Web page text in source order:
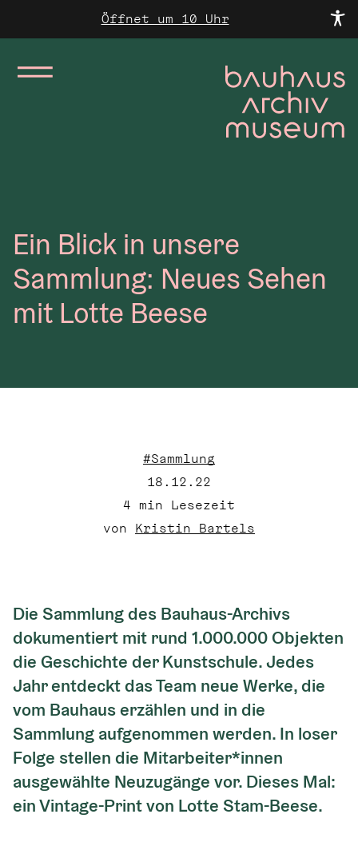
Öffnet um 10 Uhr
Ein Blick in unsere
Sammlung: Neues Sehen
mit Lotte Beese
#Sammlung
18.12.22
4 min Lesezeit
von Kristin Bartels
Die Sammlung des Bauhaus-Archivs
dokumentiert mit rund 1.000.000 Objekten
die Geschichte der Kunstschule. Jedes
Jahr entdeckt das Team neue Werke, die
vom Bauhaus erzählen und in die
Sammlung aufgenommen werden. In loser
Folge stellen die Mitarbeiter*innen
ausgewählte Neuzugänge vor. Dieses Mal:
ein Vintage-Print von Lotte Stam-Beese.